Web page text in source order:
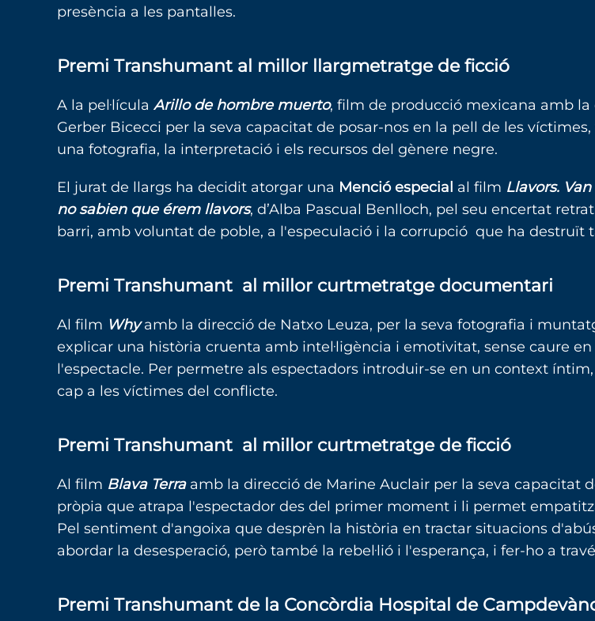
presència a les pantalles.
Premi Transhumant al millor llargmetratge de ficció
A la pel·lícula Arillo de hombre muerto, film de producció mexicana amb la
Gerber Bicecci per la seva capacitat de posar-nos en la pell de les
una fotografia, la interpretació i els recursos del gènere negre.
El jurat de llargs ha decidit atorgar una Menció especial al film Llavors.
no sabien que érem llavors, d’Alba Pascual Benlloch, pel seu encertat
barri, amb voluntat de poble, a l'especulació i la corrupció que ha destruït
Premi Transhumant al millor curtmetratge documentari
Al film Whyamb la direcció de Natxo Leuza, per la seva fotografia i
explicar una història cruenta amb intel·ligència i emotivitat, sense caure
l'espectacle. Per permetre als espectadors introduir-se en un context
cap a les víctimes del conflicte.
Premi Transhumant al millor curtmetratge de ficció
Al film Blava Terraamb la direcció de Marine Auclair per la seva capacitat
pròpia que atrapa l'espectador des del primer moment i li permet
Pel sentiment d'angoixa que desprèn la història en tractar situacions
abordar la desesperació, però també la rebel·lió i l'esperança, i fer-ho a
Premi Transhumant de la Concòrdia Hospital de